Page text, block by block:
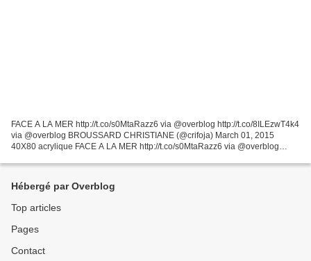
FACE A LA MER http://t.co/s0MtaRazz6 via @overblog http://t.co/8ILEzwT4k4
via @overblog BROUSSARD CHRISTIANE (@crifoja) March 01, 2015
40X80 acrylique FACE A LA MER http://t.co/s0MtaRazz6 via @overblog
Hébergé par Overblog
Top articles
Pages
Contact